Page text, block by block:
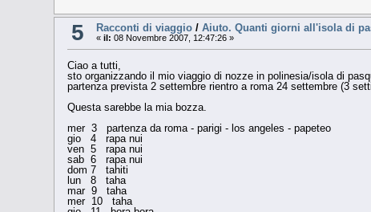
5 Racconti di viaggio/ Aiuto. Quanti giorni all'isola di
« il: 08 Novembre 2007, 12:47:26 »
Ciao a tutti,
sto organizzando il mio viaggio di nozze in polinesia/isola di
partenza prevista 2 settembre rientro a roma 24 settembre (3
Questa sarebbe la mia bozza.
mer 3 partenza da roma - parigi - los angeles - papeteo
gio 4 rapa nui
ven 5 rapa nui
sab 6 rapa nui
dom 7 tahiti
lun 8 taha
mar 9 taha
mer 10 taha